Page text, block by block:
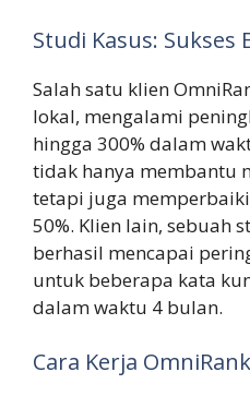
Studi Kasus: Sukses
Salah satu klien
lokal, mengalami
hingga 300% dalam
tidak hanya membantu
tetapi juga
50%. Klien lain, sebuah
berhasil mencapai
untuk beberapa kata
dalam waktu 4 bulan.
Cara Kerja OmniRank